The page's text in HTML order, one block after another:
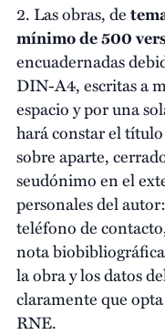
2. Las obras, de
mínimo de 500
encuadernadas
DIN-A4, escritas a
espacio y por una
hará constar el
sobre aparte,
seudónimo en el
personales del
teléfono de
nota
la obra y los datos
claramente que
RNE.